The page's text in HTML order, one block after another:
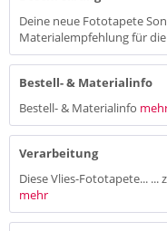
Deine neue Fototapete
Materialempfehlung für
Bestell- & Materialinfo
Bestell- & Materialinfo
Verarbeitung
Diese Vlies-Fototapete...
mehr